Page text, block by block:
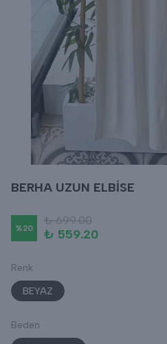
BERHA UZUN ELBİSE
%20
₺ 699.00
₺ 559.20
Renk
BEYAZ
Beden